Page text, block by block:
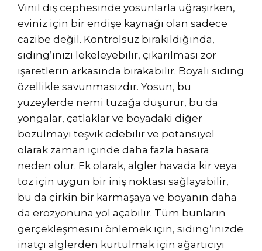
Vinil dış cephesinde yosunlarla uğraşırken,
eviniz için bir endişe kaynağı olan sadece
cazibe değil. Kontrolsüz bırakıldığında,
siding’inizi lekeleyebilir, çıkarılması zor
işaretlerin arkasında bırakabilir. Boyalı siding
özellikle savunmasızdır. Yosun, bu
yüzeylerde nemi tuzağa düşürür, bu da
yongalar, çatlaklar ve boyadaki diğer
bozulmayı teşvik edebilir ve potansiyel
olarak zaman içinde daha fazla hasara
neden olur. Ek olarak, algler havada kir veya
toz için uygun bir iniş noktası sağlayabilir,
bu da çirkin bir karmaşaya ve boyanın daha
da erozyonuna yol açabilir. Tüm bunların
gerçekleşmesini önlemek için, siding’inizde
inatçı alglerden kurtulmak için ağartıcıyı